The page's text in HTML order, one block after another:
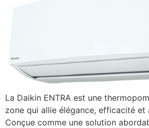
La Daikin ENTRA est une
zone qui allie élégance, efficacité et
Conçue comme une solution